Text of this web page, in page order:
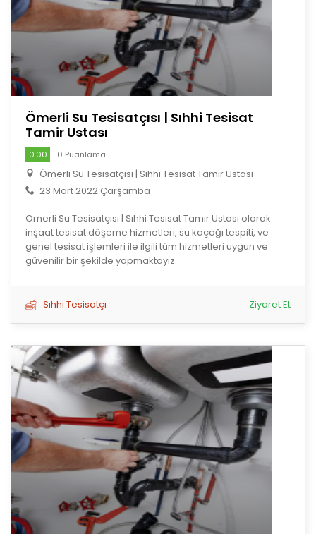
Ömerli Su Tesisatçısı | Sıhhi Tesisat
Tamir Ustası
0.00 0 Puanlama
Ömerli Su Tesisatçısı | Sıhhi Tesisat Tamir Ustası
23 Mart 2022 Çarşamba
Ömerli Su Tesisatçısı | Sıhhi Tesisat Tamir Ustası olarak
inşaat tesisat döşeme hizmetleri, su kaçağı tespiti, ve
genel tesisat işlemleri ile ilgili tüm hizmetleri uygun ve
güvenilir bir şekilde yapmaktayız.
Sıhhi Tesisatçı Ziyaret Et